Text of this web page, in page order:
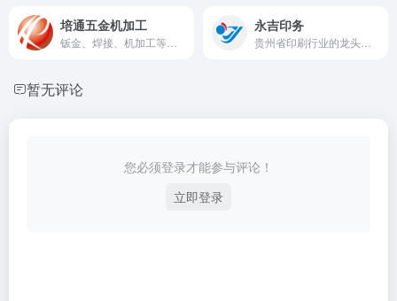
培通五金机加工 永吉印务
暂无评论
您必须登录才能参与评论！
立即登录